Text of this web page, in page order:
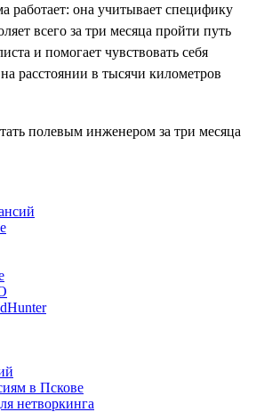
работает: она учитывает специфику
всего за три месяца пройти путь
и помогает чувствовать себя
расстоянии в тысячи километров
в Пскове
нетворкинга